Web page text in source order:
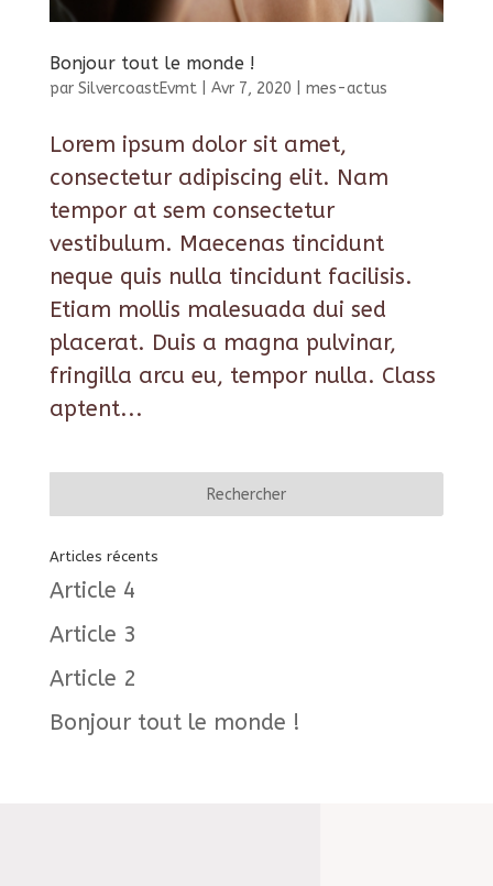
Bonjour tout le monde !
par SilvercoastEvmt| Avr 7, 2020 mes-actus
Lorem ipsum dolor sit amet,
consectetur adipiscing elit. Nam
tempor at sem consectetur
vestibulum. Maecenas tincidunt
neque quis nulla tincidunt facilisis.
Etiam mollis malesuada dui sed
placerat. Duis a magna pulvinar,
fringilla arcu eu, tempor nulla. Class
aptent...
Articles récents
Article 4
Article 3
Article 2
Bonjour tout le monde !